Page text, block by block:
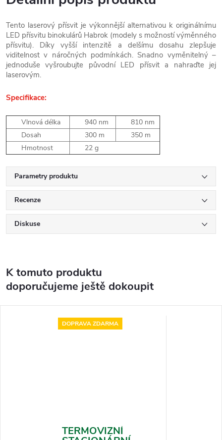
Tento laserový přísvit je výkonnější alternativou k originálnímu
LED přísvitu binokulárů Habrok (modely s možností výměnného
přísvitu). Díky vyšší intenzitě a delšímu dosahu zlepšuje
viditelnost v náročných podmínkách. Snadno vyměnitelný –
jednoduše vyšroubujte původní LED přísvit a nahraďte jej
laserovým.
Specifikace:
Vlnová délka 940 nm
810 nm
Dosah
300 m
350 m
Hmotnost
22 g
Parametry produktu
Recenze
Diskuse
K tomuto produktu
doporučujeme ještě dokoupit
DOPRAVA ZDARMA
TERMOVIZNÍ